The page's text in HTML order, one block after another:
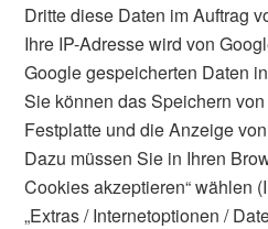
Dritte diese Daten im Auftrag
Ihre IP-Adresse wird von
Google gespeicherten Daten
Sie können das Speichern
Festplatte und die Anzeige
Dazu müssen Sie in Ihren
Cookies akzeptieren“ wählen
„Extras / Internetoptionen /